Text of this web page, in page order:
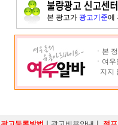
본 광고가 광고기준에
ㆍ본
ㆍ여
지지